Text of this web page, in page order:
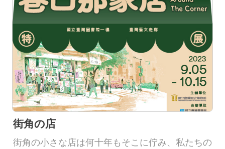
街角の店
街角の小さな店は何十年もそこに佇み、私たちの